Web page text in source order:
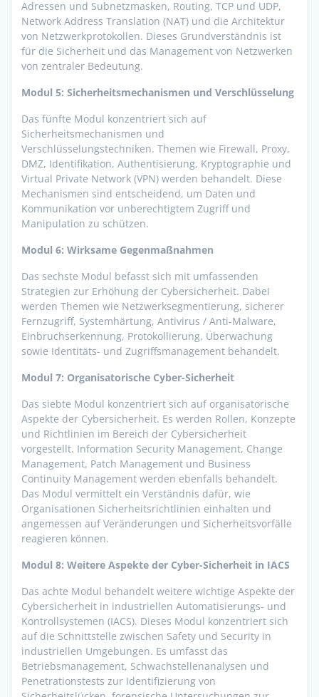
Adressen und Subnetzmasken, Routing, TCP und UDP,
Network Address Translation (NAT) und die Architektur
von Netzwerkprotokollen. Dieses Grundverständnis ist
für die Sicherheit und das Management von Netzwerken
von zentraler Bedeutung.
Modul 5: Sicherheitsmechanismen und Verschlüsselung
Das fünfte Modul konzentriert sich auf
Sicherheitsmechanismen und
Verschlüsselungstechniken. Themen wie Firewall, Proxy,
DMZ, Identifikation, Authentisierung, Kryptographie und
Virtual Private Network (VPN) werden behandelt. Diese
Mechanismen sind entscheidend, um Daten und
Kommunikation vor unberechtigtem Zugriff und
Manipulation zu schützen.
Modul 6: Wirksame Gegenmaßnahmen
Das sechste Modul befasst sich mit umfassenden
Strategien zur Erhöhung der Cybersicherheit. Dabei
werden Themen wie Netzwerksegmentierung, sicherer
Fernzugriff, Systemhärtung, Antivirus / Anti-Malware,
Einbruchserkennung, Protokollierung, Überwachung
sowie Identitäts- und Zugriffsmanagement behandelt.
Modul 7: Organisatorische Cyber-Sicherheit
Das siebte Modul konzentriert sich auf organisatorische
Aspekte der Cybersicherheit. Es werden Rollen, Konzepte
und Richtlinien im Bereich der Cybersicherheit
vorgestellt. Information Security Management, Change
Management, Patch Management und Business
Continuity Management werden ebenfalls behandelt.
Das Modul vermittelt ein Verständnis dafür, wie
Organisationen Sicherheitsrichtlinien einhalten und
angemessen auf Veränderungen und Sicherheitsvorfälle
reagieren können.
Modul 8: Weitere Aspekte der Cyber-Sicherheit in IACS
Das achte Modul behandelt weitere wichtige Aspekte der
Cybersicherheit in industriellen Automatisierungs- und
Kontrollsystemen (IACS). Dieses Modul konzentriert sich
auf die Schnittstelle zwischen Safety und Security in
industriellen Umgebungen. Es umfasst das
Betriebsmanagement, Schwachstellenanalysen und
Penetrationstests zur Identifizierung von